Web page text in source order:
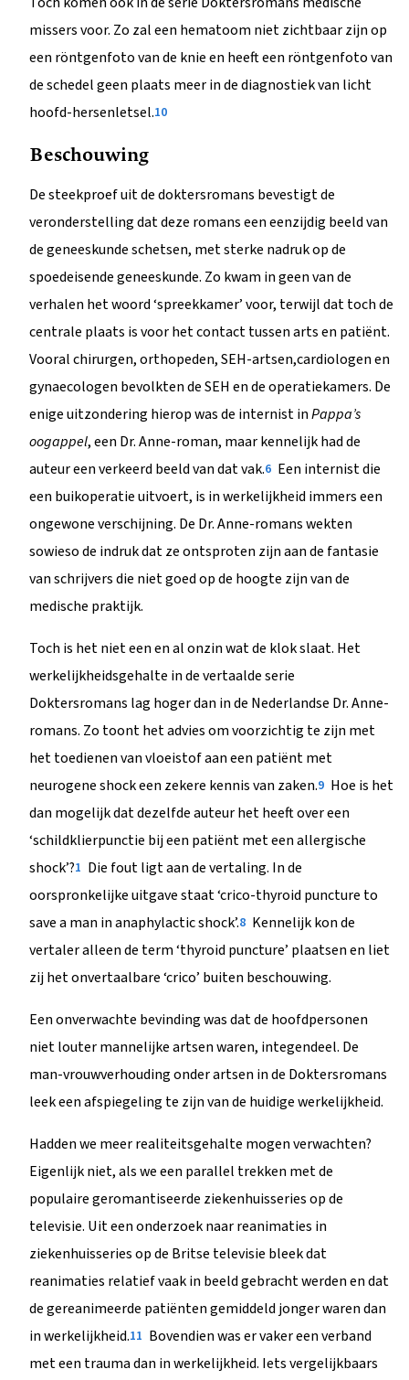
missers voor. Zo zal een hematoom niet zichtbaar zijn op
een röntgenfoto van de knie en heeft een röntgenfoto van
de schedel geen plaats meer in de diagnostiek van licht
hoofd-hersenletsel.10
Beschouwing
De steekproef uit de doktersromans bevestigt de
veronderstelling dat deze romans een eenzijdig beeld van
de geneeskunde schetsen, met sterke nadruk op de
spoedeisende geneeskunde. Zo kwam in geen van de
verhalen het woord ‘spreekkamer’ voor, terwijl dat toch de
centrale plaats is voor het contact tussen arts en patiënt.
Vooral chirurgen, orthopeden, SEH-artsen,cardiologen en
gynaecologen bevolkten de SEH en de operatiekamers. De
enige uitzondering hierop was de internist inPappa’s
oogappel, een Dr. Anne-roman, maar kennelijk had de
auteur een verkeerd beeld van dat vak.6 Een internist die
een buikoperatie uitvoert, is in werkelijkheid immers een
ongewone verschijning. De Dr. Anne-romans wekten
sowieso de indruk dat ze ontsproten zijn aan de fantasie
van schrijvers die niet goed op de hoogte zijn van de
medische praktijk.
Toch is het niet een en al onzin wat de klok slaat. Het
werkelijkheidsgehalte in de vertaalde serie
Doktersromans lag hoger dan in de Nederlandse Dr. Anne-
romans. Zo toont het advies om voorzichtig te zijn met
het toedienen van vloeistof aan een patiënt met
neurogene shock een zekere kennis van zaken.9 Hoe is het
dan mogelijk dat dezelfde auteur het heeft over een
‘schildklierpunctie bij een patiënt met een allergische
shock’?1 Die fout ligt aan de vertaling. In de
oorspronkelijke uitgave staat ‘crico-thyroid puncture to
save a man in anaphylactic shock’.8 Kennelijk kon de
vertaler alleen de term ‘thyroid puncture’ plaatsen en liet
zij het onvertaalbare ‘crico’ buiten beschouwing.
Een onverwachte bevinding was dat de hoofdpersonen
niet louter mannelijke artsen waren, integendeel. De
man-vrouwverhouding onder artsen in de Doktersromans
leek een afspiegeling te zijn van de huidige werkelijkheid.
Hadden we meer realiteitsgehalte mogen verwachten?
Eigenlijk niet, als we een parallel trekken met de
populaire geromantiseerde ziekenhuisseries op de
televisie. Uit een onderzoek naar reanimaties in
ziekenhuisseries op de Britse televisie bleek dat
reanimaties relatief vaak in beeld gebracht werden en dat
de gereanimeerde patiënten gemiddeld jonger waren dan
in werkelijkheid.11 Bovendien was er vaker een verband
met een trauma dan in werkelijkheid. Iets vergelijkbaars